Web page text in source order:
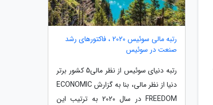
رتبه مالی سوئیس 2020 ، فاکتورهای رشد
صنعت در سوئیس
رتبه دنیای سوئیس از نظر مالی5 کشور برتر
دنیا از نظر مالی، بنا به گزارش ECONOMIC
FREEDOM در سال 2020 به ترتیب این